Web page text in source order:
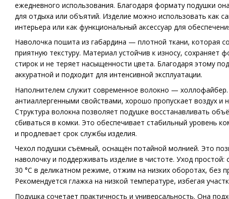
ежедневного использования. Благодаря формату подушки
для отдыха или объятий. Изделие можно использовать как
интерьера или как функциональный аксессуар для
Наволочка пошита из габардина — плотной ткани, которая
приятную текстуру. Материал устойчив к износу, сохраняет
стирок и не теряет насыщенности цвета. Благодаря этому
аккуратной и подходит для интенсивной эксплуатации.
Наполнителем служит современное волокно —
антиаллергенными свойствами, хорошо пропускает воздух и
Структура волокна позволяет подушке восстанавливать
сбиваться в комки. Это обеспечивает стабильный уровень
и продлевает срок службы изделия.
Чехол подушки съёмный, оснащён потайной молнией. Это
наволочку и поддерживать изделие в чистоте. Уход простой:
30 °C в деликатном режиме, отжим на низких оборотах, без
Рекомендуется глажка на низкой температуре, избегая
Подушка сочетает практичность и универсальность. Она